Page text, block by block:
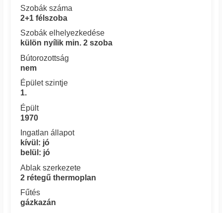
Szobák száma
2+1 félszoba
Szobák elhelyezkedése
külön nyílik min. 2 szoba
Bútorozottság
nem
Épület szintje
1.
Épült
1970
Ingatlan állapot
kívül: jó
belül: jó
Ablak szerkezete
2 rétegű thermoplan
Fűtés
gázkazán